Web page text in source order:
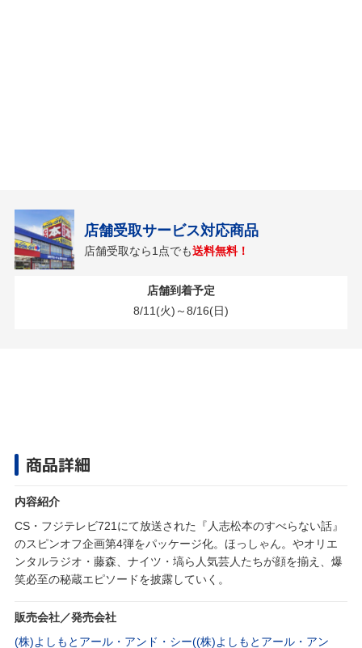
店舗受取サービス対応商品
店舗受取なら1点でも送料無料！
店舗到着予定
8/11(火)～8/16(日)
商品詳細
内容紹介
CS・フジテレビ721にて放送された『人志松本のすべらない話』
のスピンオフ企画第4弾をパッケージ化。ほっしゃん。やオリエ
ンタルラジオ・藤森、ナイツ・塙ら人気芸人たちが顔を揃え、爆
笑必至の秘蔵エピソードを披露していく。
販売会社／発売会社
(株)よしもとアール・アンド・シー((株)よしもとアール・アン